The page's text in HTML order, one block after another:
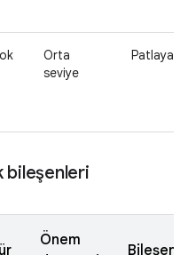
Orta
seviye
Patlayan
bileşenleri
Önem
Bileşen